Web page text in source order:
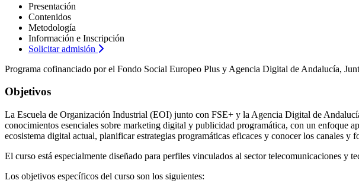
Presentación
Contenidos
Metodología
Información e Inscripción
Solicitar admisión
Programa cofinanciado por el Fondo Social Europeo Plus y Agencia Digital de Andalucía,
Objetivos
La Escuela de Organización Industrial (EOI) junto con FSE+ y la Agencia Digital de
conocimientos esenciales sobre marketing digital y publicidad programática, con un enfoque
ecosistema digital actual, planificar estrategias programáticas eficaces y conocer los canales y
El curso está especialmente diseñado para perfiles vinculados al sector telecomunicaciones
Los objetivos específicos del curso son los siguientes: